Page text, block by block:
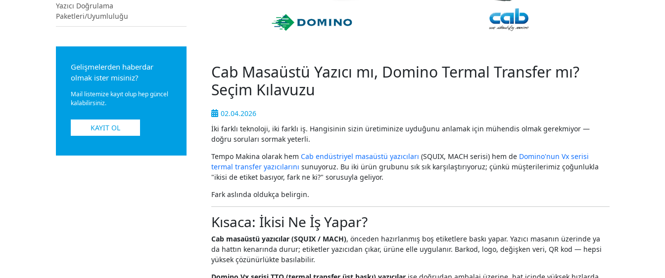
Yazıcı Doğrulama
Paketleri/Uyumluluğu
Gelişmelerden haberdar
olmak ister misiniz?
Mail listemize kayıt olup hep güncel
kalabilirsiniz.
KAYIT OL
Cab Masaüstü Yazıcı mı, Domino Termal Transfer mı?
Seçim Kılavuzu
02.04.2026
İki farklı teknoloji, iki farklı iş. Hangisinin sizin üretiminize uyduğunu anlamak için mühendis olmak gerekmiyor —
doğru soruları sormak yeterli.
Tempo Makina olarak hem Cab endüstriyel masaüstü yazıcıları (SQUIX, MACH serisi) hem de Domino'nun Vx serisi
termal transfer yazıcılarını sunuyoruz. Bu iki ürün grubunu sık sık karşılaştırıyoruz; çünkü müşterilerimiz çoğunlukla
"ikisi de etiket basıyor, fark ne ki?" sorusuyla geliyor.
Fark aslında oldukça belirgin.
Kısaca: İkisi Ne İş Yapar?
Cab masaüstü yazıcılar (SQUIX / MACH), önceden hazırlanmış boş etiketlere baskı yapar. Yazıcı masanın üzerinde ya
da hattın kenarında durur; etiketler yazıcıdan çıkar, ürüne elle uygulanır. Barkod, logo, değişken veri, QR kod — hepsi
yüksek çözünürlükte basılabilir.